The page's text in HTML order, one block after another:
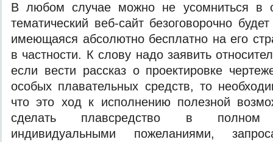
В любом случае можно не усомниться в
тематический веб-сайт безоговорочно
имеющаяся абсолютно бесплатно на его
в частности. К слову надо заявить
если вести рассказ о проектировке
особых плавательных средств, то
что это ход к исполнению полезной
сделать плавсредство в полном
индивидуальными пожеланиями,